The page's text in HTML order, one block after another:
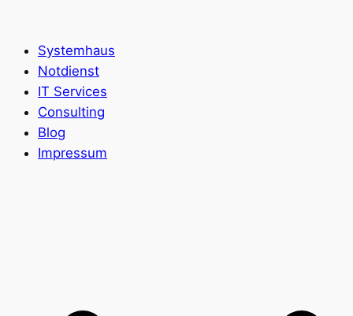
springenSystemhaus
Notdienst
IT Services
Consulting
Blog
Impressum